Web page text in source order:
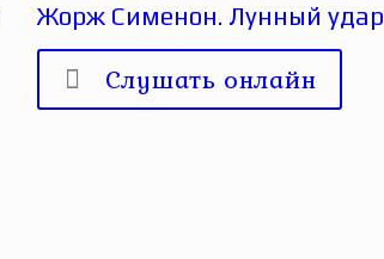
Жорж Сименон. Лунный удар
Слушать онлайн